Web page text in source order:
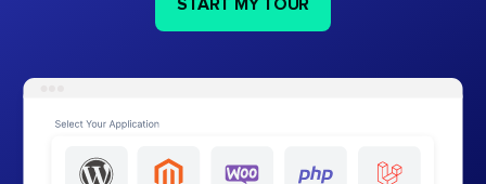
START MY TOUR